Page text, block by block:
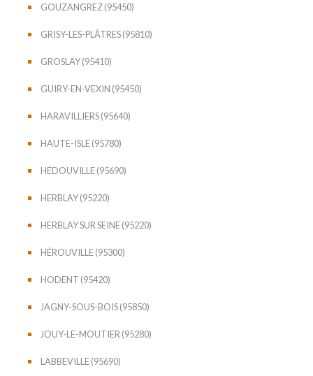
GOUZANGREZ (95450)
GRISY-LES-PLÂTRES (95810)
GROSLAY (95410)
GUIRY-EN-VEXIN (95450)
HARAVILLIERS (95640)
HAUTE-ISLE (95780)
HÉDOUVILLE (95690)
HERBLAY (95220)
HERBLAY SUR SEINE (95220)
HÉROUVILLE (95300)
HODENT (95420)
JAGNY-SOUS-BOIS (95850)
JOUY-LE-MOUTIER (95280)
LABBEVILLE (95690)